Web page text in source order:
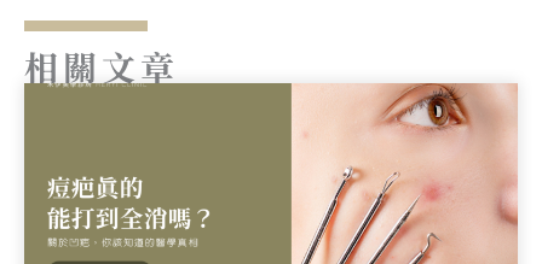
相關文章